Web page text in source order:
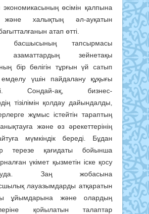
өсімін қалпына
және халықтың әл-ауқатын
атап өтті.
басшысының тапсырмасы
азаматтардың зейнетақы
бір бөлігін тұрғын үй сатып
үшін пайдалану құқығы
Сондай-ақ, бизнес-
тізілімін қолдау дайындалды,
жұмыс істейтін тараптың
және өз әрекеттерінің
мүмкіндік береді. Бұдан
терезе қағидаты бойынша
үкімет қызметін іске қосу
Заң жобасына
лауазымдарды атқаратын
ұйымдарына және олардың
қойылатын талаптар